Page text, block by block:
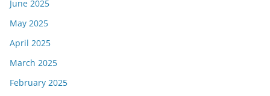
June 2025
May 2025
April 2025
March 2025
February 2025